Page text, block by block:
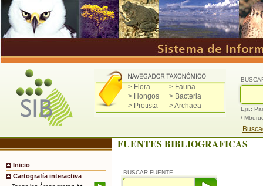
> Flora
> Fauna
> Hongos
> Bacteria
> Protista
> Archaea
Ejs.:
/
Inicio
Cartografía interactiva
FUENTES BIBLIOGRAFICAS
BUSCAR FUENTE